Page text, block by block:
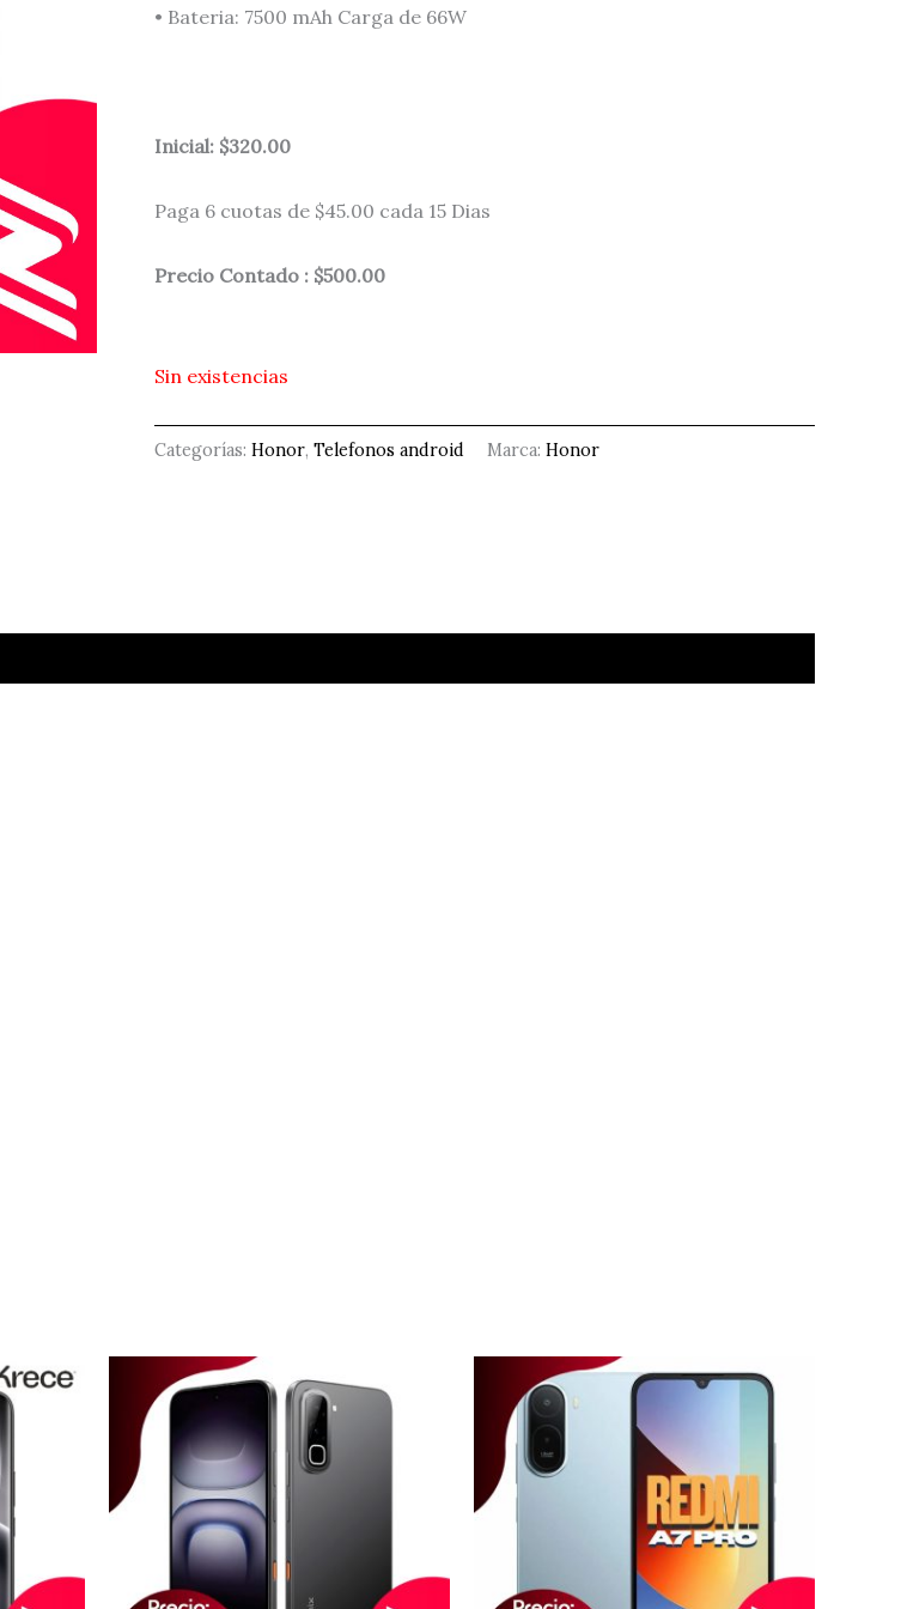
• Bateria: 7500 mAh Carga de 66W
Inicial: $320.00
Paga 6 cuotas de $45.00 cada 15 Dias
Precio Contado : $500.00
Sin existencias
Categorías: Honor, Telefonos android Marca: Honor